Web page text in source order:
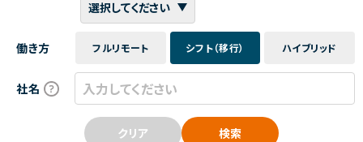
働き方 フルリモート シフト（移行） ハイブリッド
社名
クリア 検索